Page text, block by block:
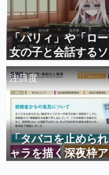
アプリセール情報
インタビュー
連載・
殿
SNS
ど。
事を
「パリィ」や「ロ
女の子と会話する
恋愛ゲーム『小早
ルライク』無料公
敗すると「YOU
注目度
「タバコを止めら
ャラを描く深夜枠
聴者の一部から批